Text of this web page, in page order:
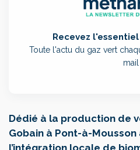
Recevez
Toute l'actu du gaz vert
mail
Dédié à la production de
Gobain à Pont-à-
l’intégration locale de